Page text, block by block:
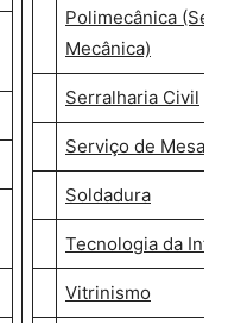
Polimecânica
Mecânica)
Serralharia Civil
Serviço de Mesa e
Soldadura
Tecnologia da
Vitrinismo